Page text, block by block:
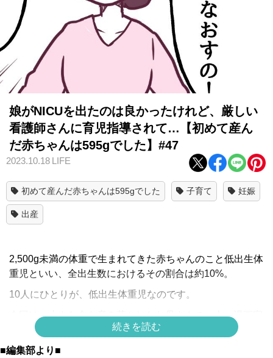
娘がNICUを出たのは良かったけれど、厳しい
看護師さんに育児指導されて…【初めて産ん
だ赤ちゃんは595gでした】#47
2023.10.18 LIFE
初めて産んだ赤ちゃんは595gでした 子育て 妊娠
出産
2,500g未満の体重で生まれてきた赤ちゃんのこと低出生体
重児といい、全出生数におけるその割合は約10%。
10人にひとりが、低出生体重児なのです。
今回は、小さな命を産み落としたお母さんの一人、漫画家
のささむらもえるさんの実体験をもとにした作品「初めて
産んだ赤ちゃんは595gでした」をお送りします。
続きを読む
■編集部より■